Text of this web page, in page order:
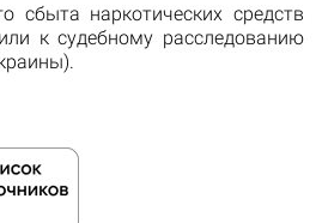
сбыта наркотических средств
к судебному расследованию